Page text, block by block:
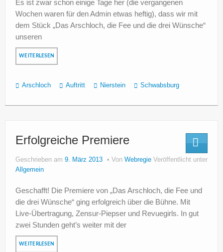
Es ist zwar schon einige Tage her (die vergangenen
Wochen waren für den Admin etwas heftig), dass wir mit
dem Stück „Das Arschloch, die Fee und die drei Wünsche“
unseren
WEITERLESEN
Arschloch Auftritt Nierstein Schwabsburg
Erfolgreiche Premiere
Geschrieben am 9. März 2013 Von Webregie Veröffentlicht unter
Allgemein
Geschafft! Die Premiere von „Das Arschloch, die Fee und
die drei Wünsche“ ging erfolgreich über die Bühne. Mit
Live-Übertragung, Zensur-Piepser und Revuegirls. In gut
zwei Stunden geht’s weiter mit der
WEITERLESEN